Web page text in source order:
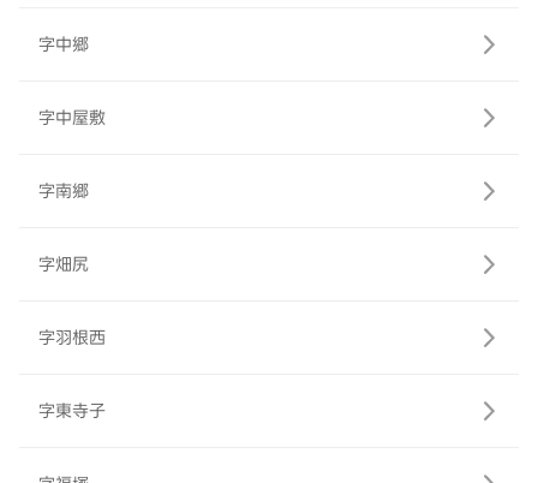
字中郷
字中屋敷
字南郷
字畑尻
字羽根西
字東寺子